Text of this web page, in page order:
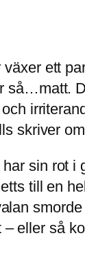
ett
så…matt.
skriver
sin rot i
till en
eller så